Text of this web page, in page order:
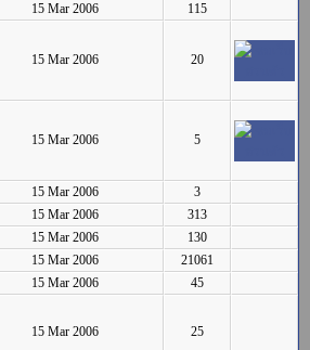
15 Mar 2006 115
15 Mar 2006 20
15 Mar 2006 5
15 Mar 2006
3
15 Mar 2006
313
15 Mar 2006
130
15 Mar 2006
21061
15 Mar 2006 45
15 Mar 2006 25